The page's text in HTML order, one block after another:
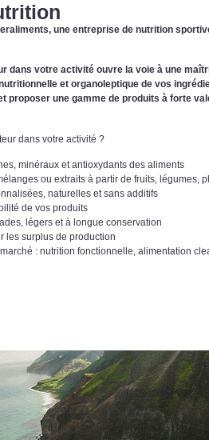
une entreprise de nutrition
dans votre activité ouvre la voie à une
et organoleptique de vos
proposer une gamme de produits à forte
dans votre activité ?
minéraux et antioxydants des aliments
ou extraits à partir de fruits, légumes,
naturelles et sans additifs
de vos produits
légers et à longue conservation
les surplus de production
: nutrition fonctionnelle, alimentation